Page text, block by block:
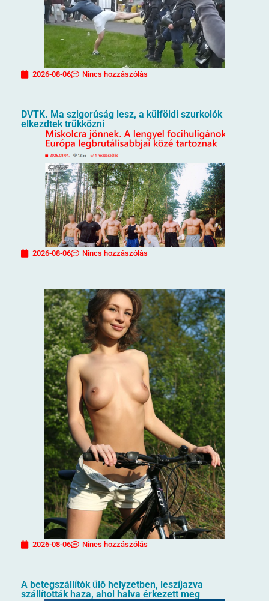
2026-08-06 Nincs hozzászólás
DVTK. Ma szigorúság lesz, a külföldi szurkolók
elkezdtek trükközni
2026-08-06 Nincs hozzászólás
2026-08-06 Nincs hozzászólás
A betegszállítók ülő helyzetben, leszíjazva
szállították haza, ahol halva érkezett meg